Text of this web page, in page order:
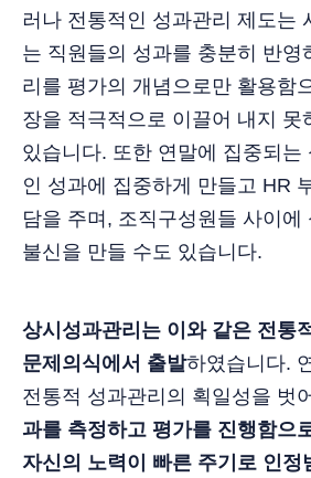
러나 전통적인 성과관리 제도는
는 직원들의 성과를 충분히 반영
리를 평가의 개념으로만 활용함
장을 적극적으로 이끌어 내지 못
있습니다. 또한 연말에 집중되는
인 성과에 집중하게 만들고 HR
담을 주며, 조직구성원들 사이에
불신을 만들 수도 있습니다.
상시성과관리는 이와 같은 전통
문제의식에서 출발하였습니다.
전통적 성과관리의 획일성을 벗
과를 측정하고 평가를 진행함으
자신의 노력이 빠른 주기로 인정